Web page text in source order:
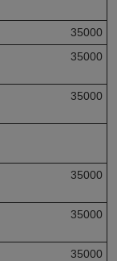
35000
35000
35000
35000
35000
35000